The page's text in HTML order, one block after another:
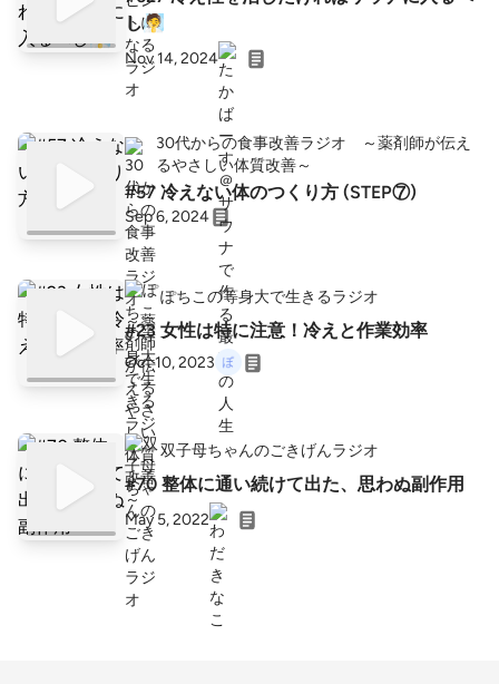
し🧖
Nov 14, 2024
30代からの食事改善ラジオ ～薬剤師が伝え
るやさしい体質改善～
#57 冷えない体のつくり方 (STEP⑦)
Sep 6, 2024
ぽちこの等身大で生きるラジオ
#23 女性は特に注意！冷えと作業効率
Oct 10, 2023
双子母ちゃんのごきげんラジオ
#70 整体に通い続けて出た、思わぬ副作用
May 5, 2022